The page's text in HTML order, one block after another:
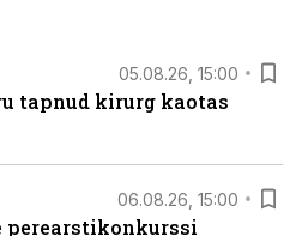
05.08.26, 15:00
tapnud kirurg kaotas
06.08.26, 15:00
perearstikonkurssi